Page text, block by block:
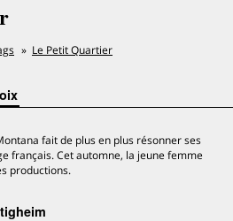
Le Petit Quartier
fait de plus en plus résonner ses
français. Cet automne, la jeune femme
productions.